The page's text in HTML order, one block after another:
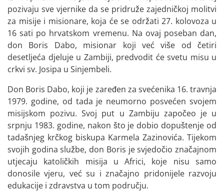
pozivaju sve vjernike da se pridruže zajedničkoj molitvi
za misije i misionare, koja će se održati 27. kolovoza u
16 sati po hrvatskom vremenu. Na ovaj poseban dan,
don Boris Dabo, misionar koji već više od četiri
desetljeća djeluje u Zambiji, predvodit će svetu misu u
crkvi sv. Josipa u Sinjembeli.
Don Boris Dabo, koji je zaređen za svećenika 16. travnja
1979. godine, od tada je neumorno posvećen svojem
misijskom pozivu. Svoj put u Zambiju započeo je u
srpnju 1983. godine, nakon što je dobio dopuštenje od
tadašnjeg krčkog biskupa Karmela Zazinovića. Tijekom
svojih godina službe, don Boris je svjedočio značajnom
utjecaju katoličkih misija u Africi, koje nisu samo
donosile vjeru, već su i značajno pridonijele razvoju
edukacije i zdravstva u tom području.